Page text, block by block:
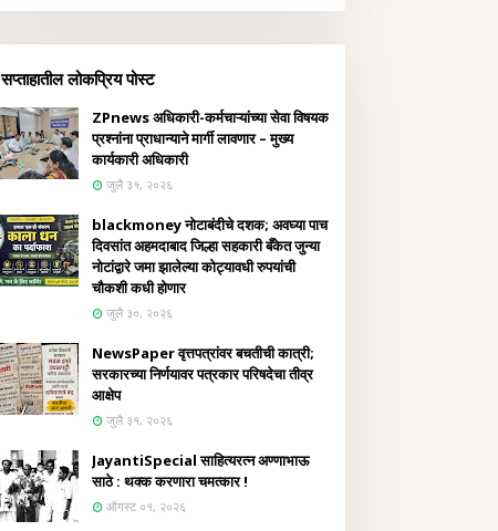
सप्ताहातील लोकप्रिय पोस्ट
ZPnews अधिकारी-कर्मचाऱ्यांच्या सेवा विषयक
प्रश्नांना प्राधान्याने मार्गी लावणार – मुख्य
कार्यकारी अधिकारी
जुलै ३१, २०२६
blackmoney नोटाबंदीचे दशक; अवघ्या पाच
दिवसांत अहमदाबाद जिल्हा सहकारी बँकेत जुन्या
नोटांद्वारे जमा झालेल्या कोट्यावधी रुपयांची
चौकशी कधी होणार
जुलै ३०, २०२६
NewsPaper वृत्तपत्रांवर बचतीची कात्री;
सरकारच्या निर्णयावर पत्रकार परिषदेचा तीव्र
आक्षेप
जुलै ३१, २०२६
JayantiSpecial साहित्यरत्न अण्णाभाऊ
साठे : थक्क करणारा चमत्कार !
ऑगस्ट ०१, २०२६